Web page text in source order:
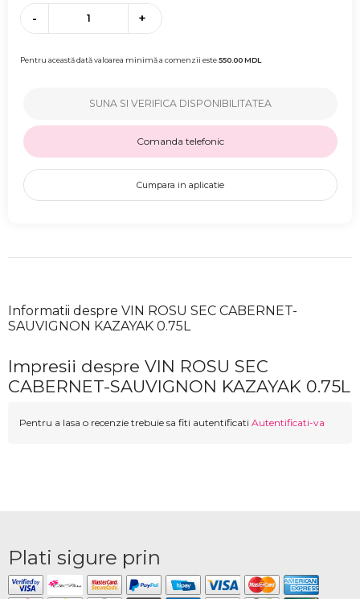
- +
Pentru această dată valoarea minimă a comenzii este550.00MDL
SUNA SI VERIFICA DISPONIBILITATEA
Comanda telefonic
Cumpara in aplicatie
Informatii despre VIN ROSU SEC CABERNET-
SAUVIGNON KAZAYAK 0.75L
Impresii despre VIN ROSU SEC
CABERNET-SAUVIGNON KAZAYAK 0.75L
Pentru a lasa o recenzie trebuie sa fiti autentificati Autentificati-va
Plati sigure prin